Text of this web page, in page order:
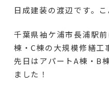
日成建装の渡辺です
千葉県袖ケ浦市長浦駅
棟・C棟の大規模修繕
先日はアパートA棟・B
ました！